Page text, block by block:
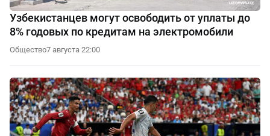
Узбекистанцев могут освободить от уплаты до
8% годовых по кредитам на электромобили
Общество7 августа 22:00